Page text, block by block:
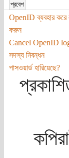
OpenID ব্যবহার
করুন
Cancel OpenID
সদস্য নিবন্ধন
পাসওয়ার্ড হারিয়েছে?